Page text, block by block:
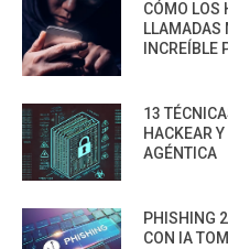
CÓMO LOS
LLAMADAS
INCREÍBLE
13
HACKEAR
AGÉNTICA
PHISHING
CON IA